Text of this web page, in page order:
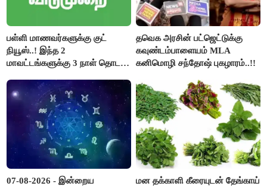
பள்ளி மாணவர்களுக்கு குட்
நியூஸ்..! இந்த 2
மாவட்டங்களுக்கு 3 நாள் தொடர்
தவெக அரசின் பட்ஜெட்டுக்கு
கவுண்டம்பாளையம் MLA
கனிமொழி சந்தோஷ் புகழாரம்..!!
07-08-2026 - இன்றைய
மன தக்காளி கீரையுடன் தேங்காய்